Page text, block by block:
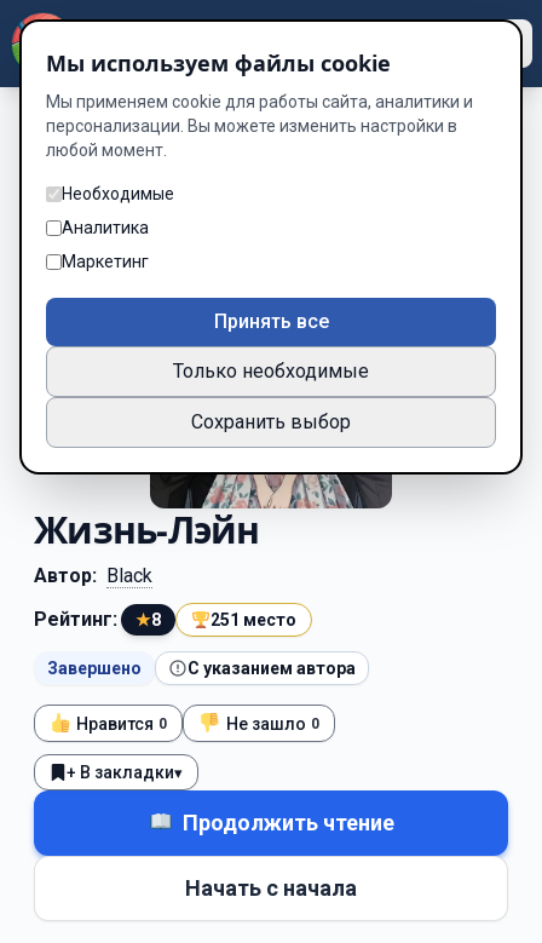
Жизнь-Лэйн
Автор: Black
Рейтинг:
★8 251 место
Завершено С указанием автора
Нравится 0 Не зашло 0
+ В закладки▾
Продолжить чтение
Начать с начала
Мы используем файлы cookie
Мы применяем cookie для работы сайта, аналитики и
персонализации. Вы можете изменить настройки в
любой момент.
Необходимые
Аналитика
Маркетинг
Принять все
Только необходимые
Сохранить выбор